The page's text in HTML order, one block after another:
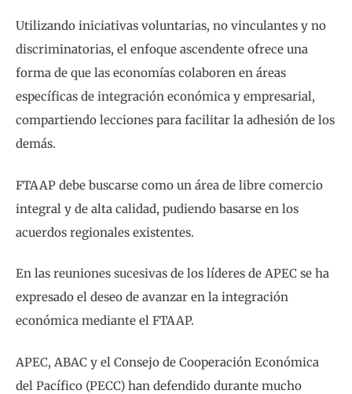
Utilizando iniciativas voluntarias, no vinculantes y no
discriminatorias, el enfoque ascendente ofrece una
forma de que las economías colaboren en áreas
específicas de integración económica y empresarial,
compartiendo lecciones para facilitar la adhesión de los
demás.
FTAAP debe buscarse como un área de libre comercio
integral y de alta calidad, pudiendo basarse en los
acuerdos regionales existentes.
En las reuniones sucesivas de los líderes de APEC se ha
expresado el deseo de avanzar en la integración
económica mediante el FTAAP.
APEC, ABAC y el Consejo de Cooperación Económica
del Pacífico (PECC) han defendido durante mucho